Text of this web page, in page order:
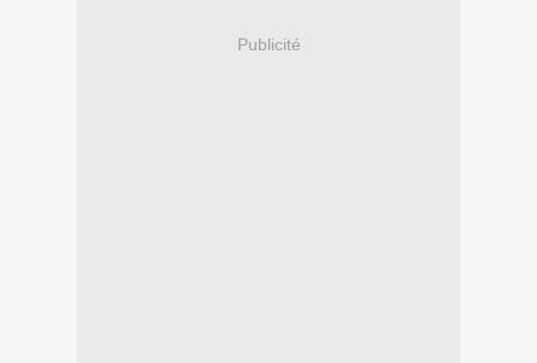
Publicité